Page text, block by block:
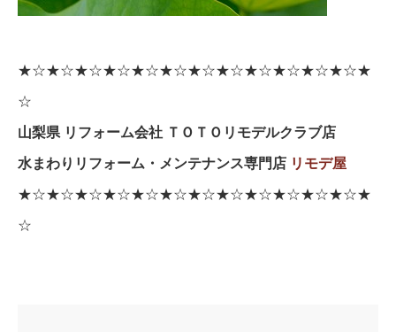
★☆★☆★☆★☆★☆★☆★☆★☆★☆★☆★☆★☆★
☆
山梨県 リフォーム会社 ＴＯＴＯリモデルクラブ店
水まわりリフォーム・メンテナンス専門店 リモデ屋
★☆★☆★☆★☆★☆★☆★☆★☆★☆★☆★☆★☆★
☆